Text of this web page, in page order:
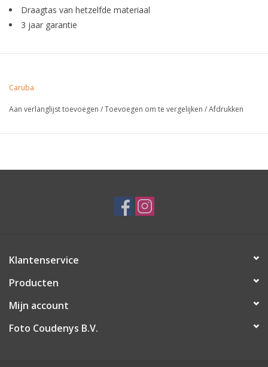
Draagtas van hetzelfde materiaal
3 jaar garantie
Caruba
Aan verlanglijst toevoegen /Toevoegen om te vergelijken /Afdrukken
Klantenservice
Producten
Mijn account
Foto Coudenys B.V.